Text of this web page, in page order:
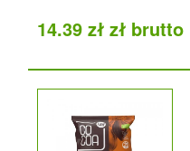
14.39 zł zł brutto